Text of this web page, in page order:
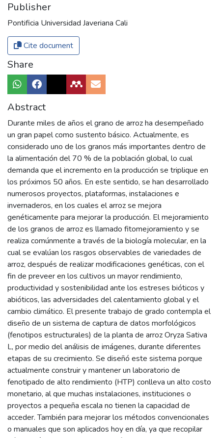
Publisher
Pontificia Universidad Javeriana Cali
Cite document
Share
Abstract
Durante miles de años el grano de arroz ha desempeñado
un gran papel como sustento básico. Actualmente, es
considerado uno de los granos más importantes dentro de
la alimentación del 70 % de la población global, lo cual
demanda que el incremento en la producción se triplique en
los próximos 50 años. En este sentido, se han desarrollado
numerosos proyectos, plataformas, instalaciones e
invernaderos, en los cuales el arroz se mejora
genéticamente para mejorar la producción. El mejoramiento
de los granos de arroz es llamado fitomejoramiento y se
realiza comúnmente a través de la biología molecular, en la
cual se evalúan los rasgos observables de variedades de
arroz, después de realizar modificaciones genéticas, con el
fin de preveer en los cultivos un mayor rendimiento,
productividad y sostenibilidad ante los estreses bióticos y
abióticos, las adversidades del calentamiento global y el
cambio climático. El presente trabajo de grado contempla el
diseño de un sistema de captura de datos morfológicos
(fenotipos estructurales) de la planta de arroz Oryza Sativa
L, por medio del análisis de imágenes, durante diferentes
etapas de su crecimiento. Se diseñó este sistema porque
actualmente construir y mantener un laboratorio de
fenotipado de alto rendimiento (HTP) conlleva un alto costo
monetario, al que muchas instalaciones, instituciones o
proyectos a pequeña escala no tienen la capacidad de
acceder. También para mejorar los métodos convencionales
o manuales que son aplicados hoy en día, ya que recopilar